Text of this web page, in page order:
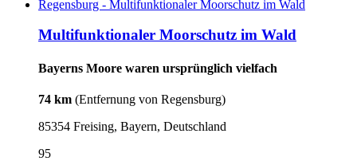
Multifunktionaler Moorschutz im Wald
Bayerns Moore waren ursprünglich vielfach
74 km (Entfernung von Regensburg)
85354 Freising, Bayern, Deutschland
95